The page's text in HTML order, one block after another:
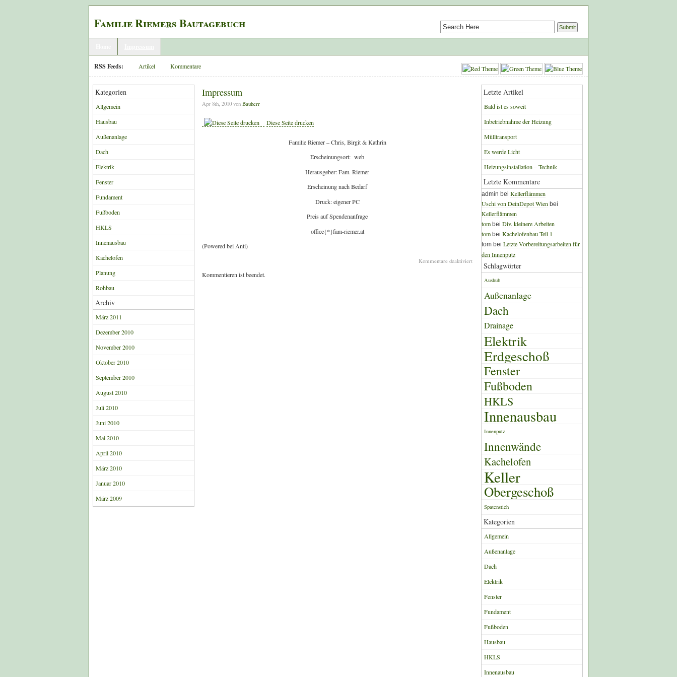
Familie Riemers Bautagebuch
RSS Feeds: Artikel Kommentare
Letzte Artikel
Bald ist es soweit
Inbetriebnahme der Heizung
Mülltransport
Es werde Licht
Heizungsinstallation – Technik
Letzte Kommentare
admin bei Kellerflämmen
Uschi von DeinDepot Wien bei
Kellerflämmen
tom bei Div. kleinere Arbeiten
tom bei Kachelofenbau Teil 1
tom bei Letzte Vorbereitungsarbeiten für
den Innenputz
Schlagwörter
Aushub
Außenanlage
Dach
Drainage
Elektrik
Erdgeschoß
Fenster
Fußboden
HKLS
Innenausbau
Innenputz
Innenwände
Kachelofen
Keller
Obergeschoß
Spatenstich
Kategorien
Allgemein
Außenanlage
Dach
Elektrik
Fenster
Fundament
Fußboden
Hausbau
HKLS
Innenausbau
Kategorien
Allgemein
Hausbau
Außenanlage
Dach
Elektrik
Fenster
Fundament
Fußboden
HKLS
Innenausbau
Kachelofen
Planung
Rohbau
Archiv
März 2011
Dezember 2010
November 2010
Oktober 2010
September 2010
August 2010
Juli 2010
Juni 2010
Mai 2010
April 2010
März 2010
Januar 2010
März 2009
Impressum
Apr 8th, 2010 von Bauherr
Diese Seite drucken
Familie Riemer – Chris, Birgit & Kathrin
Erscheinungsort: web
Herausgeber: Fam. Riemer
Erscheinung nach Bedarf
Druck: eigener PC
Preis auf Spendenanfrage
office{*}fam-riemer.at
(Powered bei Anti)
Kommentare deaktiviert
Kommentieren ist beendet.